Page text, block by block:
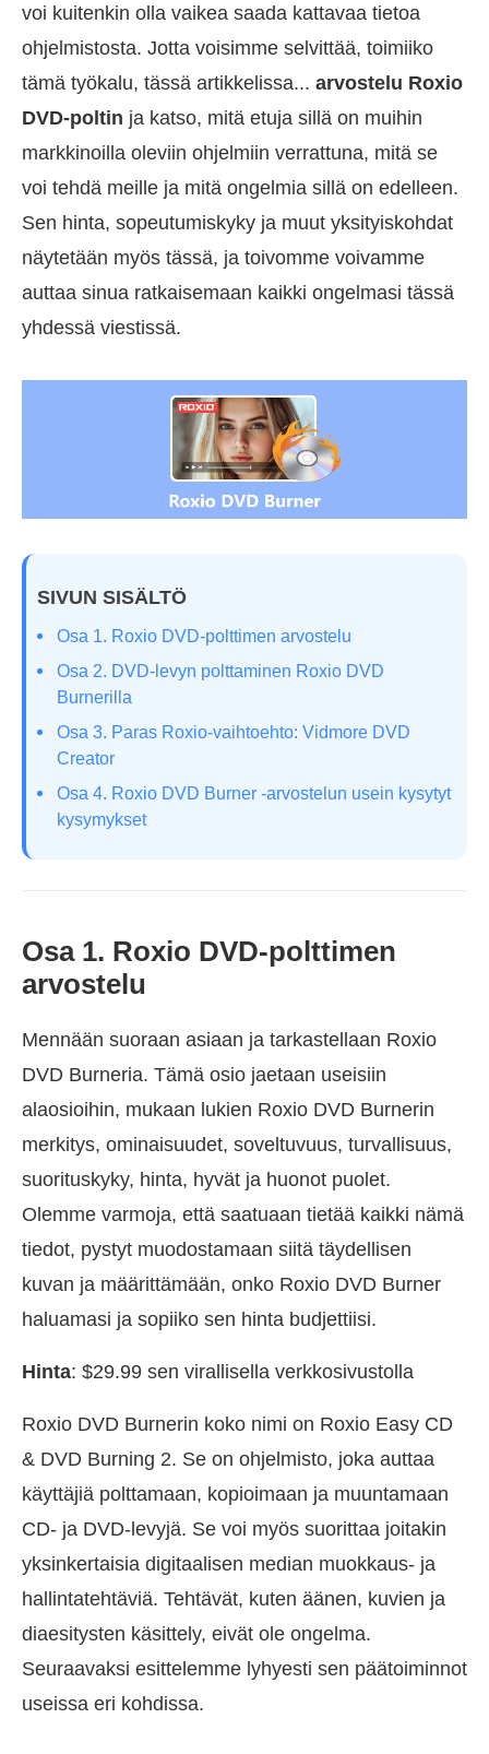
voi kuitenkin olla vaikea saada kattavaa tietoa
ohjelmistosta. Jotta voisimme selvittää, toimiiko
tämä työkalu, tässä artikkelissa... arvostelu Roxio
DVD-poltin ja katso, mitä etuja sillä on muihin
markkinoilla oleviin ohjelmiin verrattuna, mitä se
voi tehdä meille ja mitä ongelmia sillä on edelleen.
Sen hinta, sopeutumiskyky ja muut yksityiskohdat
näytetään myös tässä, ja toivomme voivamme
auttaa sinua ratkaisemaan kaikki ongelmasi tässä
yhdessä viestissä.
SIVUN SISÄLTÖ
Osa 1. Roxio DVD-polttimen arvostelu
Osa 2. DVD-levyn polttaminen Roxio DVD
Burnerilla
Osa 3. Paras Roxio-vaihtoehto: Vidmore DVD
Creator
Osa 4. Roxio DVD Burner -arvostelun usein kysytyt
kysymykset
Osa 1. Roxio DVD-polttimen
arvostelu
Mennään suoraan asiaan ja tarkastellaan Roxio
DVD Burneria. Tämä osio jaetaan useisiin
alaosioihin, mukaan lukien Roxio DVD Burnerin
merkitys, ominaisuudet, soveltuvuus, turvallisuus,
suorituskyky, hinta, hyvät ja huonot puolet.
Olemme varmoja, että saatuaan tietää kaikki nämä
tiedot, pystyt muodostamaan siitä täydellisen
kuvan ja määrittämään, onko Roxio DVD Burner
haluamasi ja sopiiko sen hinta budjettiisi.
Hinta: $29.99 sen virallisella verkkosivustolla
Roxio DVD Burnerin koko nimi on Roxio Easy CD
& DVD Burning 2. Se on ohjelmisto, joka auttaa
käyttäjiä polttamaan, kopioimaan ja muuntamaan
CD- ja DVD-levyjä. Se voi myös suorittaa joitakin
yksinkertaisia digitaalisen median muokkaus- ja
hallintatehtäviä. Tehtävät, kuten äänen, kuvien ja
diaesitysten käsittely, eivät ole ongelma.
Seuraavaksi esittelemme lyhyesti sen päätoiminnot
useissa eri kohdissa.